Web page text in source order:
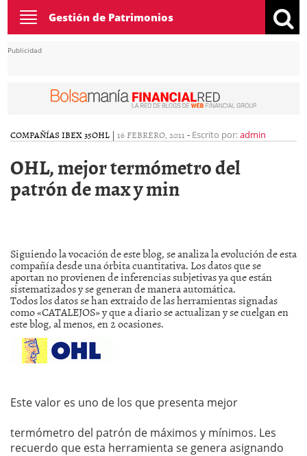
Toggle
navigation
Gestión de Patrimonios
Publicidad
COMPAÑÍAS IBEX 35OHL | 16 FEBRERO, 2011 - Escrito por:admin
OHL, mejor termómetro del
patrón de max y min
Siguiendo la vocación de este blog, se analiza la evolución de esta
compañía desde una órbita cuantitativa. Los datos que se
aportan no provienen de inferencias subjetivas ya que están
sistematizados y se generan de manera automática.
Todos los datos se han extraido de las herramientas signadas
como «CATALEJOS» y que a diario se actualizan y se cuelgan en
este blog, al menos, en 2 ocasiones.
Este valor es uno de los que presenta mejor
termómetro del patrón de máximos y mínimos. Les
recuerdo que esta herramienta se genera asignando